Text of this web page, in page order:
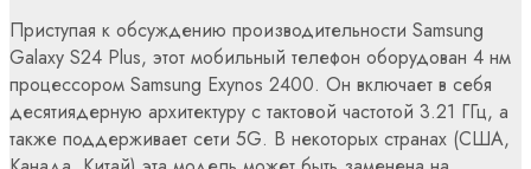
Приступая к обсуждению производительности Samsung
Galaxy S24 Plus, этот мобильный телефон оборудован 4 нм
процессором Samsung Exynos 2400. Он включает в себя
десятиядерную архитектуру с тактовой частотой 3.21 ГГц, а
также поддерживает сети 5G. В некоторых странах (США,